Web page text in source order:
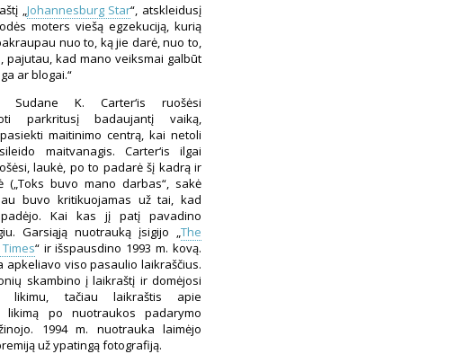
„Johannesburg Star“, atskleidusį
moters viešą egzekuciją, kurią
nuo to, ką jie darė, nuo to,
pajutau, kad mano veiksmai galbūt
ar blogai.“
Sudane K. Carter‘is ruošėsi
parkritusį badaujantį vaiką,
maitinimo centrą, kai netoli
maitvanagis. Carter‘is ilgai
laukė, po to padarė šį kadrą ir
(„Toks buvo mano darbas“, sakė
buvo kritikuojamas už tai, kad
Kai kas jį patį pavadino
Garsiąją nuotrauką įsigijo „The
“ ir išspausdino 1993 m. kovą.
apkeliavo viso pasaulio laikraščius.
skambino į laikraštį ir domėjosi
likimu, tačiau laikraštis apie
likimą po nuotraukos padarymo
1994 m. nuotrauka laimėjo
už ypatingą fotografiją.